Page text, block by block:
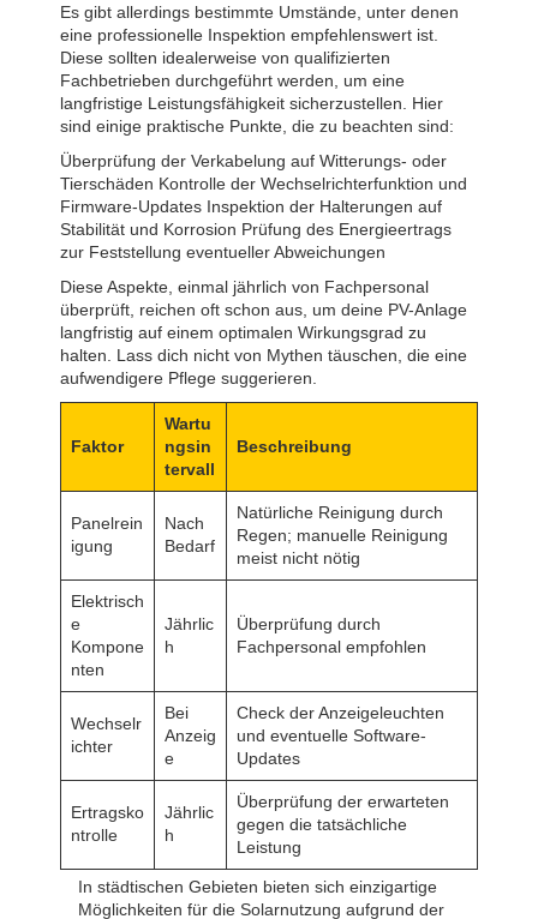
Es gibt allerdings bestimmte Umstände, unter denen
eine professionelle Inspektion empfehlenswert ist.
Diese sollten idealerweise von qualifizierten
Fachbetrieben durchgeführt werden, um eine
langfristige Leistungsfähigkeit sicherzustellen. Hier
sind einige praktische Punkte, die zu beachten sind:
Überprüfung der Verkabelung auf Witterungs- oder
Tierschäden Kontrolle der Wechselrichterfunktion und
Firmware-Updates Inspektion der Halterungen auf
Stabilität und Korrosion Prüfung des Energieertrags
zur Feststellung eventueller Abweichungen
Diese Aspekte, einmal jährlich von Fachpersonal
überprüft, reichen oft schon aus, um deine PV-Anlage
langfristig auf einem optimalen Wirkungsgrad zu
halten. Lass dich nicht von Mythen täuschen, die eine
aufwendigere Pflege suggerieren.
Faktor
Wartu
ngsin
tervall
Beschreibung
Panelrein
igung
Nach
Bedarf
Natürliche Reinigung durch
Regen; manuelle Reinigung
meist nicht nötig
Elektrisch
e
Kompone
nten
Jährlic
h
Überprüfung durch
Fachpersonal empfohlen
Wechselr
ichter
Bei
Anzeig
e
Check der Anzeigeleuchten
und eventuelle Software-
Updates
Ertragsko
ntrolle
Jährlic
h
Überprüfung der erwarteten
gegen die tatsächliche
Leistung
In städtischen Gebieten bieten sich einzigartige
Möglichkeiten für die Solarnutzung aufgrund der